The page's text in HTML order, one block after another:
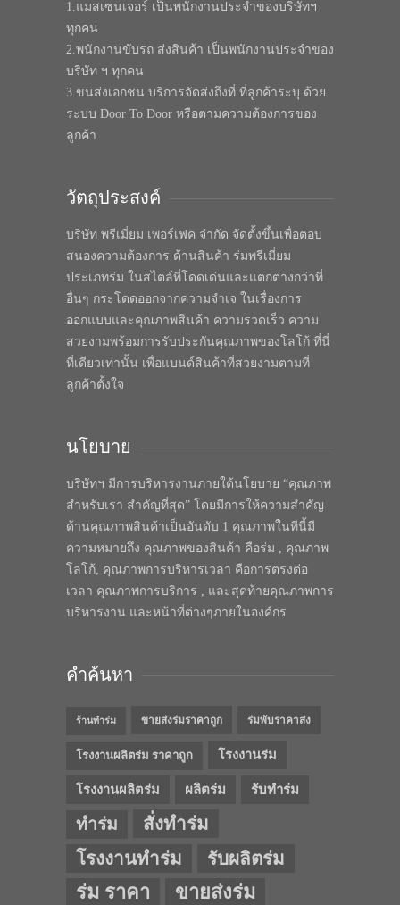
1.แมสเซนเจอร์ เป็นพนักงานประจำของบริษัทฯ
ทุกคน
2.พนักงานขับรถ ส่งสินค้า เป็นพนักงานประจำของ
บริษัท ฯ ทุกคน
3.ขนส่งเอกชน บริการจัดส่งถึงที่ ที่ลูกค้าระบุ ด้วย
ระบบ Door To Door หรือตามความต้องการของ
ลูกค้า
วัตถุประสงค์
บริษัท พรีเมี่ยม เพอร์เฟค จำกัด จัดตั้งขึ้นเพื่อตอบ
สนองความต้องการ ด้านสินค้า ร่มพรีเมี่ยม
ประเภทร่ม ในสไตล์ที่โดดเด่นและแตกต่างกว่าที่
อื่นๆ กระโดดออกจากความจำเจ ในเรื่องการ
ออกแบบและคุณภาพสินค้า ความรวดเร็ว ความ
สวยงามพร้อมการรับประกันคุณภาพของโลโก้ ที่นี่
ที่เดียวเท่านั้น เพื่อแบนด์สินค้าที่สวยงามตามที่
ลูกค้าตั้งใจ
นโยบาย
บริษัทฯ มีการบริหารงานภายใต้นโยบาย “คุณภาพ
สำหรับเรา สำคัญที่สุด” โดยมีการให้ความสำคัญ
ด้านคุณภาพสินค้าเป็นอันดับ 1 คุณภาพในทีนี้มี
ความหมายถึง คุณภาพของสินค้า คือร่ม , คุณภาพ
โลโก้, คุณภาพการบริหารเวลา คือการตรงต่อ
เวลา คุณภาพการบริการ , และสุดท้ายคุณภาพการ
บริหารงาน และหน้าที่ต่างๆภายในองค์กร
คำค้นหา
ร้านทำร่ม ขายส่งร่มราคาถูก ร่มพับราคาส่ง
โรงงานผลิตร่ม ราคาถูก โรงงานร่ม
โรงงานผลิตร่ม ผลิตร่ม รับทำร่ม
ทำร่ม
สั่งทำร่ม
โรงงานทำร่ม
รับผลิตร่ม
ร่ม ราคา ขายส่งร่ม